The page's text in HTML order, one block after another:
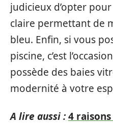
judicieux d’opter
claire permettant de
bleu. Enfin, si vous
piscine, c’est
possède des baies
modernité à votre
A lire aussi :4